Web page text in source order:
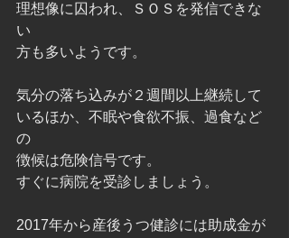
理想像に囚われ、ＳＯＳを発信できな
い
方も多いようです。
気分の落ち込みが２週間以上継続して
いるほか、不眠や食欲不振、過食など
の
徴候は危険信号です。
すぐに病院を受診しましょう。
2017年から産後うつ健診には助成金が